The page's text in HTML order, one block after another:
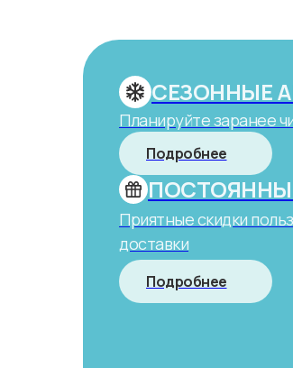
СЕЗОННЫЕ
Планируйте заранее
Подробнее
Приятные скидки
доставки
Подробнее